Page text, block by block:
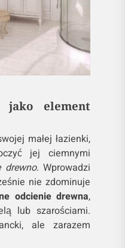
jako element
małej łazienki,
jej ciemnymi
drewno. Wprowadzi
nie zdominuje
odcienie drewna,
lub szarościami.
ale zarazem